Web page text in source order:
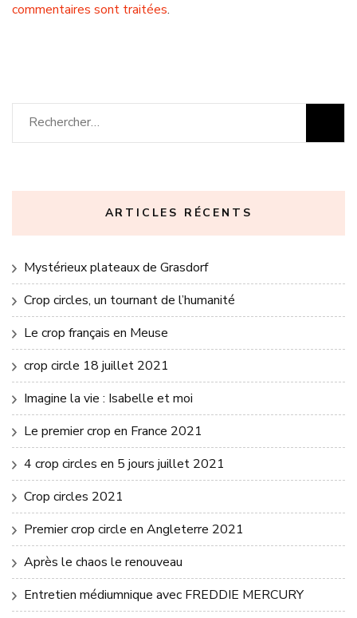
commentaires sont traitées.
Rechercher :
ARTICLES RÉCENTS
Mystérieux plateaux de Grasdorf
Crop circles, un tournant de l’humanité
Le crop français en Meuse
crop circle 18 juillet 2021
Imagine la vie : Isabelle et moi
Le premier crop en France 2021
4 crop circles en 5 jours juillet 2021
Crop circles 2021
Premier crop circle en Angleterre 2021
Après le chaos le renouveau
Entretien médiumnique avec FREDDIE MERCURY